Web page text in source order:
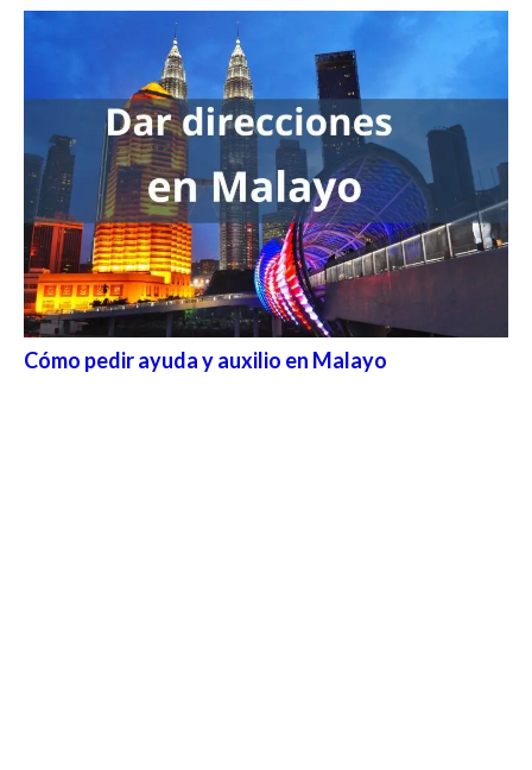
Cómo pedir ayuda y auxilio en Malayo